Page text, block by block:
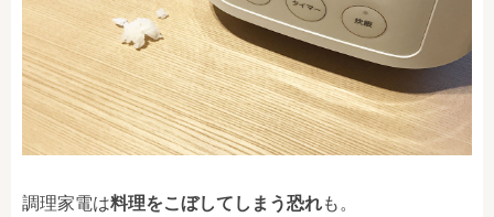
調理家電は料理をこぼしてしまう恐れも。